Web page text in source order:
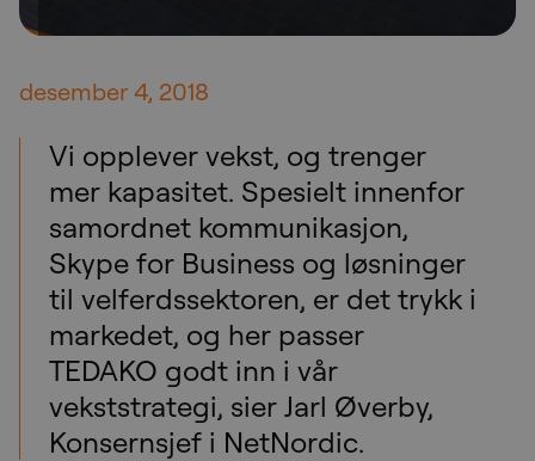
desember 4, 2018
Vi opplever vekst, og trenger
mer kapasitet. Spesielt innenfor
samordnet kommunikasjon,
Skype for Business og løsninger
til velferdssektoren, er det trykk i
markedet, og her passer
TEDAKO godt inn i vår
vekststrategi, sier Jarl Øverby,
Konsernsjef i NetNordic.